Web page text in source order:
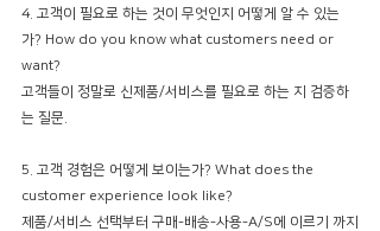
4. 고객이 필요로 하는 것이 무엇인지 어떻게 알 수 있는
가? How do you know what customers need or
want?
고객들이 정말로 신제품/서비스를 필요로 하는 지 검증하
는 질문.
5. 고객 경험은 어떻게 보이는가? What does the
customer experience look like?
제품/서비스 선택부터 구매-배송-사용-A/S에 이르기 까지